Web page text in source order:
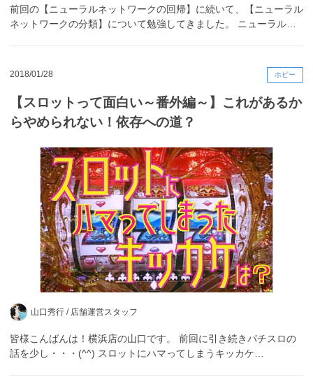
前回の【ニューラルネットワークの回帰】に続いて、【ニューラル
ネットワークの分類】について勉強してきました。 ニューラル…
2018/01/28 ホビー
【スロットって面白い～番外編～】これがあるか
らやめられない！依存への道？
山口秀行 / 店舗運営スタッフ
皆様こんばんは！横浜店の山口です。 前回に引き続きパチスロの
話を少し・・・(^^) スロットにハマってしまうキッカケ…